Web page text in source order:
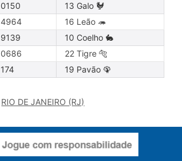
0150
13 Galo 🐓
4964
16 Leão 🦔
9139
10 Coelho 🐇
0686
22 Tigre 🐅
174 19 Pavão 🦚
RIO DE JANEIRO (RJ)